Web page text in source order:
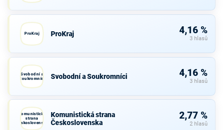
ProKraj ProKraj 4,16 %
3 hlasů
Svobodní a
Soukromníci
Svobodní a Soukromníci 4,16 %
3 hlasů
Komunistická
strana
Československa
Komunistická strana
Československa
2,77 %
2 hlasů